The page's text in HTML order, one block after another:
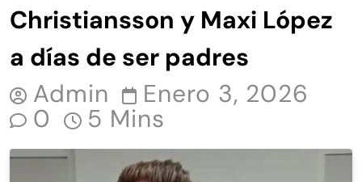
Christiansson y Maxi López
a días de ser padres
Admin
Enero 3, 2026
0 5 Mins